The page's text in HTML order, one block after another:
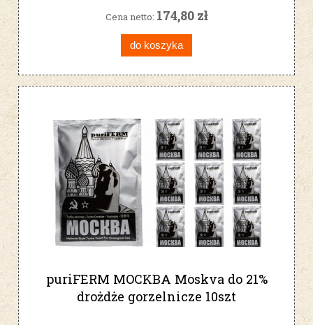
Cena netto: 174,80 zł
do koszyka
puriFERM MOCKBA Moskva do 21%
drożdże gorzelnicze 10szt